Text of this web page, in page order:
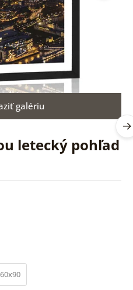
letecký pohľad
galériu
60x90